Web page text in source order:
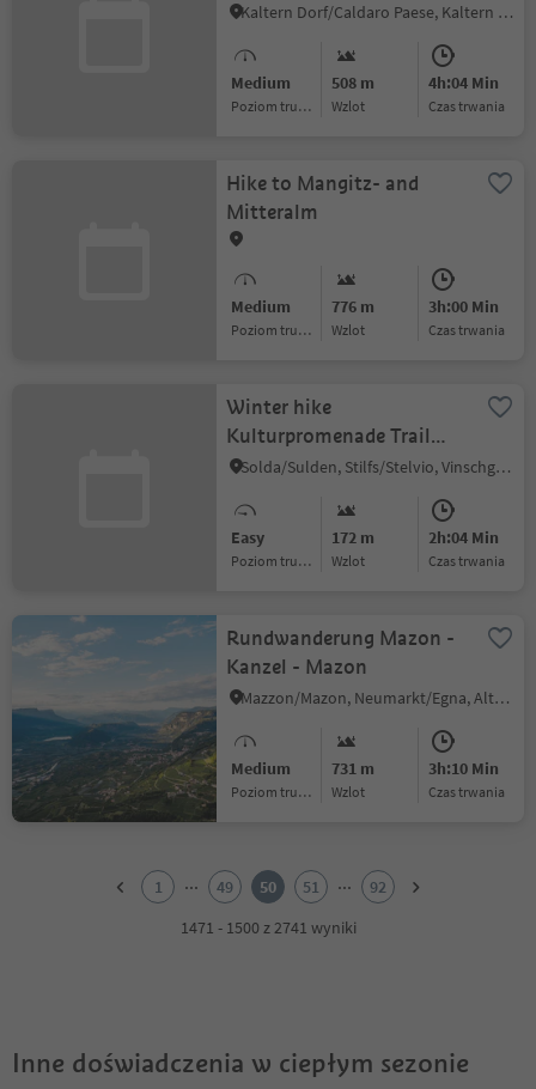
Kaltern Dorf/Caldaro Paese, Kaltern an der Weinstraße/Caldaro sulla Strada del Vino, Alto Adige Wine Road
Medium
Poziom trudności
508 m
Wzlot
4h:04 Min
czas trwania
Hike to Mangitz- and
Mitteralm
Medium
Poziom trudności
776 m
Wzlot
3h:00 Min
czas trwania
Winter hike
Kulturpromenade Trail
Solda
Solda/Sulden, Stilfs/Stelvio, Vinschgau/Val Venosta
Easy
Poziom trudności
172 m
Wzlot
2h:04 Min
czas trwania
Rundwanderung Mazon -
Kanzel - Mazon
Mazzon/Mazon, Neumarkt/Egna, Alto Adige Wine Road
Medium
Poziom trudności
731 m
Wzlot
3h:10 Min
czas trwania
10
1 ... 49 50 51 ...
92
1471 - 1500 z 2741 wyniki
Inne doświadczenia w ciepłym sezonie